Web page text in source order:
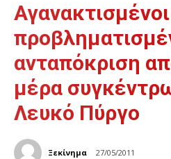
ανταπόκριση
μέρα
Λευκό Πύργο
Ξεκίνημα 27/05/2011